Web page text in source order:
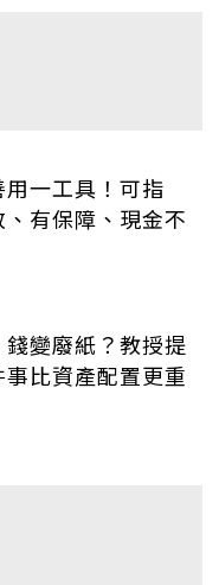
一工具！可指
有保障、現金不
變廢紙？教授提
比資產配置更重